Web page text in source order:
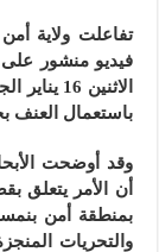
تفاعلت ولاية
فيديو منشور
الاثنين
باستعمال العنف
وقد أوضحت
أن الأمر يتعلق
بمنطقة أمن
والتحريات